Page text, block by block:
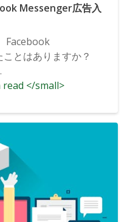
Messenger広告入
Facebook
とはありますか？
read </small>